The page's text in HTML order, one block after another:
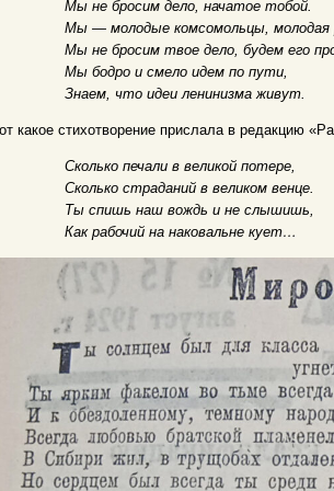
Мы не бросим дело, начатое тобой.
Мы — молодые комсомольцы, молодая
Мы не бросим твое дело, будем его
Мы бодро и смело идем по пути,
Знаем, что идеи ленинизма живут.
какое стихотворение прислала в редакцию
Сколько печали в великой потере,
Сколько страданий в великом венце.
Ты спишь наш вождь и не слышишь,
Как рабочий на наковальне кует…